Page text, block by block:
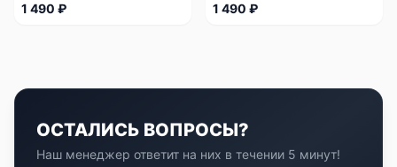
1 490 ₽ 1 490 ₽
ОСТАЛИСЬ ВОПРОСЫ?
Наш менеджер ответит на них в течении 5 минут!